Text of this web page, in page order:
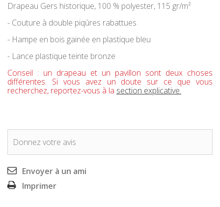
Drapeau Gers historique, 100 % polyester, 115 gr/m²
- Couture à double piqûres rabattues
- Hampe en bois gainée en plastique bleu
- Lance plastique teinte bronze
Conseil : un drapeau et un pavillon sont deux choses
différentes. Si vous avez un doute sur ce que vous
recherchez, reportez-vous à la section explicative.
Donnez votre avis
Envoyer à un ami
Imprimer